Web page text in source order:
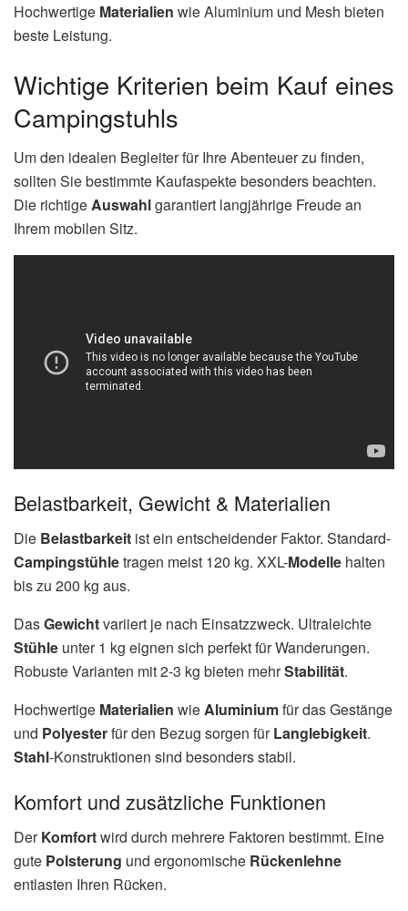
Hochwertige Materialien wie Aluminium und Mesh bieten
beste Leistung.
Wichtige Kriterien beim Kauf eines
Campingstuhls
Um den idealen Begleiter für Ihre Abenteuer zu finden,
sollten Sie bestimmte Kaufaspekte besonders beachten.
Die richtigeAuswahlgarantiert langjährige Freude an
Ihrem mobilen Sitz.
Belastbarkeit, Gewicht & Materialien
Die Belastbarkeit ist ein entscheidender Faktor. Standard-
Campingstühletragen meist 120 kg. XXL-Modelle halten
bis zu 200 kg aus.
DasGewichtvariiert je nach Einsatzzweck. Ultraleichte
Stühle unter 1 kg eignen sich perfekt für Wanderungen.
Robuste Varianten mit 2-3 kg bieten mehrStabilität.
Hochwertige Materialien wieAluminiumfür das Gestänge
und Polyesterfür den Bezug sorgen fürLanglebigkeit.
Stahl-Konstruktionen sind besonders stabil.
Komfort und zusätzliche Funktionen
DerKomfortwird durch mehrere Faktoren bestimmt. Eine
gute Polsterung und ergonomische Rückenlehne
entlasten Ihren Rücken.